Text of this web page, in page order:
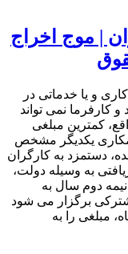
| موج اخراج
و یا خدماتی در
نمی تواند
کمترین مبلغی
یکدیگر مشخص
دستمزد به کارگران
به وسیله دولت،
دوم سال به
برگزار می شود
مبلغی را به